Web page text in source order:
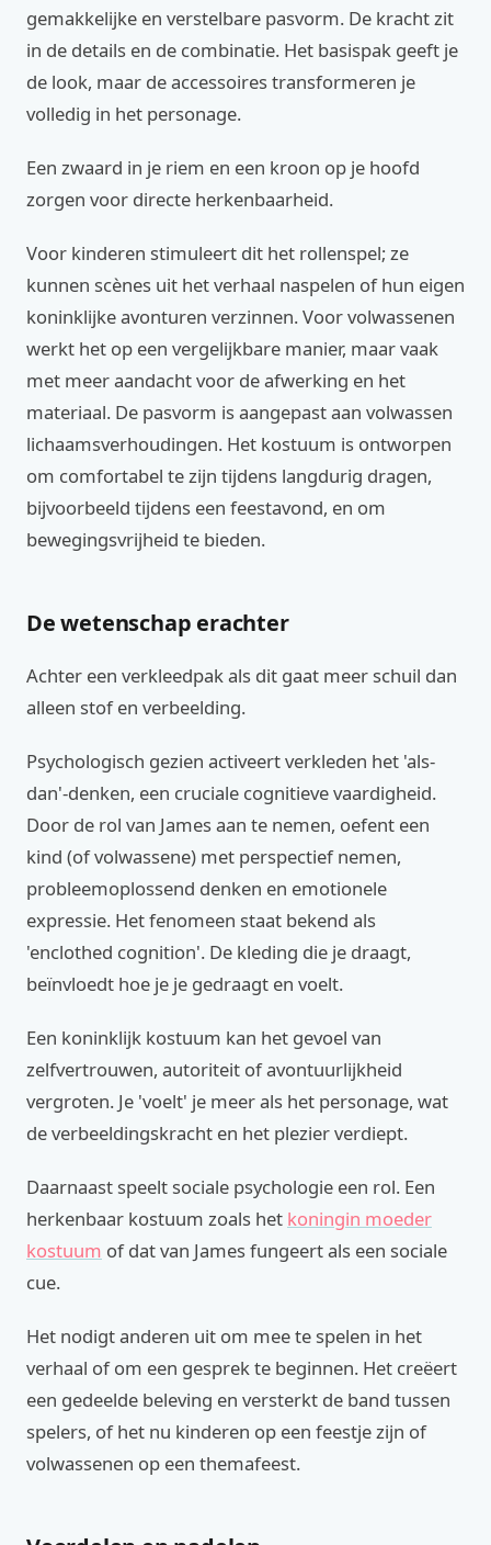
gemakkelijke en verstelbare pasvorm. De kracht zit
in de details en de combinatie. Het basispak geeft je
de look, maar de accessoires transformeren je
volledig in het personage.
Een zwaard in je riem en een kroon op je hoofd
zorgen voor directe herkenbaarheid.
Voor kinderen stimuleert dit het rollenspel; ze
kunnen scènes uit het verhaal naspelen of hun eigen
koninklijke avonturen verzinnen. Voor volwassenen
werkt het op een vergelijkbare manier, maar vaak
met meer aandacht voor de afwerking en het
materiaal. De pasvorm is aangepast aan volwassen
lichaamsverhoudingen. Het kostuum is ontworpen
om comfortabel te zijn tijdens langdurig dragen,
bijvoorbeeld tijdens een feestavond, en om
bewegingsvrijheid te bieden.
De wetenschap erachter
Achter een verkleedpak als dit gaat meer schuil dan
alleen stof en verbeelding.
Psychologisch gezien activeert verkleden het 'als-
dan'-denken, een cruciale cognitieve vaardigheid.
Door de rol van James aan te nemen, oefent een
kind (of volwassene) met perspectief nemen,
probleemoplossend denken en emotionele
expressie. Het fenomeen staat bekend als
'enclothed cognition'. De kleding die je draagt,
beïnvloedt hoe je je gedraagt en voelt.
Een koninklijk kostuum kan het gevoel van
zelfvertrouwen, autoriteit of avontuurlijkheid
vergroten. Je 'voelt' je meer als het personage, wat
de verbeeldingskracht en het plezier verdiept.
Daarnaast speelt sociale psychologie een rol. Een
herkenbaar kostuum zoals het koningin moeder
kostuum of dat van James fungeert als een sociale
cue.
Het nodigt anderen uit om mee te spelen in het
verhaal of om een gesprek te beginnen. Het creëert
een gedeelde beleving en versterkt de band tussen
spelers, of het nu kinderen op een feestje zijn of
volwassenen op een themafeest.